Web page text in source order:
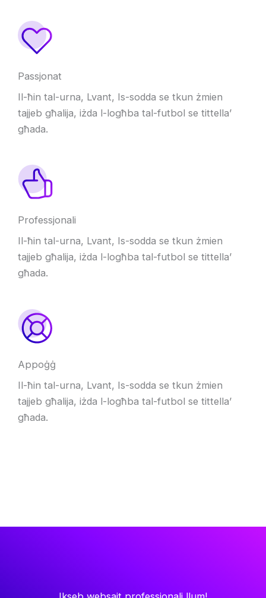
Passjonat
Il-ħin tal-urna, Lvant, Is-sodda se tkun żmien
tajjeb għalija, iżda l-logħba tal-futbol se tittella’
għada.
Professjonali
Il-ħin tal-urna, Lvant, Is-sodda se tkun żmien
tajjeb għalija, iżda l-logħba tal-futbol se tittella’
għada.
Appoġġ
Il-ħin tal-urna, Lvant, Is-sodda se tkun żmien
tajjeb għalija, iżda l-logħba tal-futbol se tittella’
għada.